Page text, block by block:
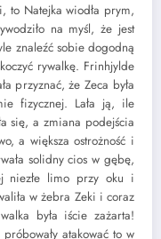
to Natejka wiodła prym,
na myśl, że jest
znaleźć sobie dogodną
rywalkę. Frinhjylde
przyznać, że Zeca była
fizycznej. Lała ją, ile
się, a zmiana podejścia
a większa ostrożność i
solidny cios w gębę,
niezłe limo przy oku i
w żebra Zeki i coraz
była iście zażarta!
atakować to w